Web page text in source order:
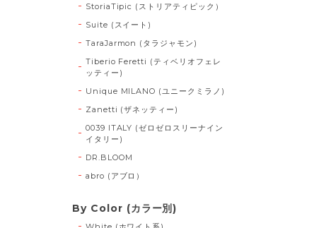
StoriaTipic (ストリアティピック）
Suite (スイート)
TaraJarmon (タラジャモン)
Tiberio Feretti (ティベリオフェレ
ッティー)
Unique MILANO (ユニークミラノ)
Zanetti (ザネッティー)
0039 ITALY (ゼロゼロスリーナイン
イタリー)
DR.BLOOM
abro (アブロ）
By Color (カラー別)